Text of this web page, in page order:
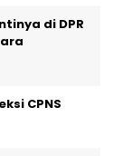
di DPR
CPNS